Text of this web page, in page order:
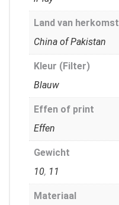
Land van herkomst
China of Pakistan
Kleur (Filter)
Blauw
Effen of print
Effen
Gewicht
10, 11
Materiaal